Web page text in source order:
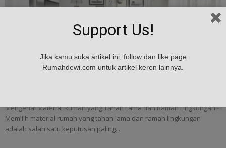
Mengenal Material Rumah yang Tahan Lama
Mengenal Material Rumah yang Tahan Lama dan Ramah Lingkungan -
Memilih material rumah yang tahan lama dan ramah lingkungan
adalah salah satu keputusan paling...
Support Us!
Jika kamu suka artikel ini, follow dan like page
Rumahdewi.com untuk artikel keren lainnya.